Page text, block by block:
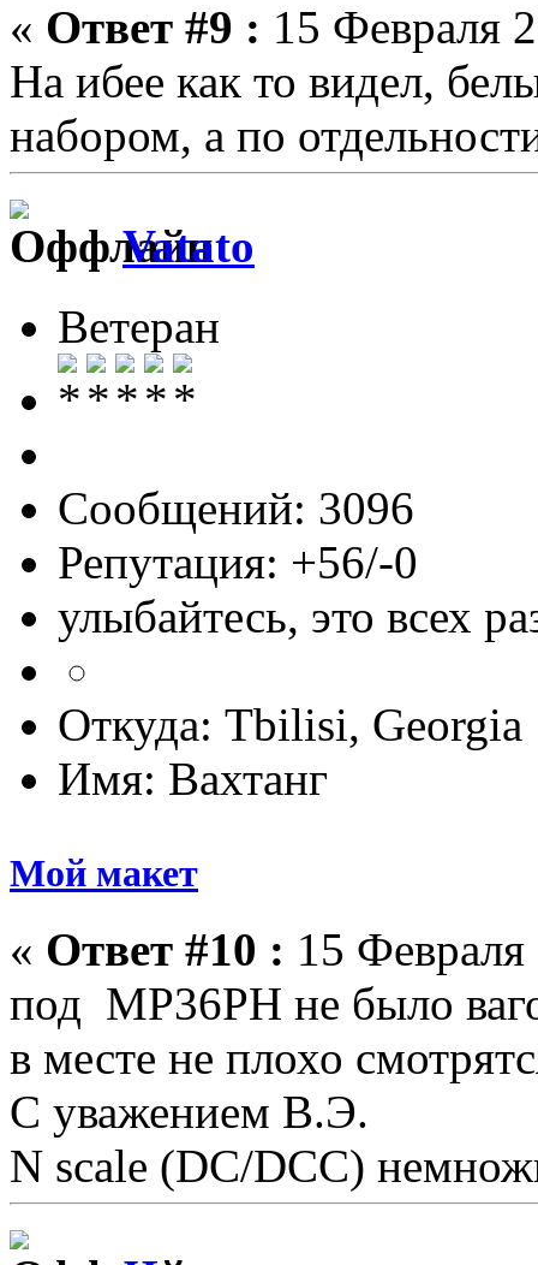
« Ответ #9 : 15 Февраля
На ибее как то видел,
набором, а по
Vatato
Ветеран
Сообщений: 3096
Репутация: +56/-0
улыбайтесь, это всех
Откуда: Tbilisi, Georgia
Имя: Вахтанг
Мой макет
« Ответ #10 : 15
под MP36PH не было
в месте не плохо
С уважением В.Э.
N scale (DC/DCC)